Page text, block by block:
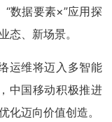
“数据要素×”应用探
态、新场景。
运维将迈入多智能
中国移动积极推进
化迈向价值创造。